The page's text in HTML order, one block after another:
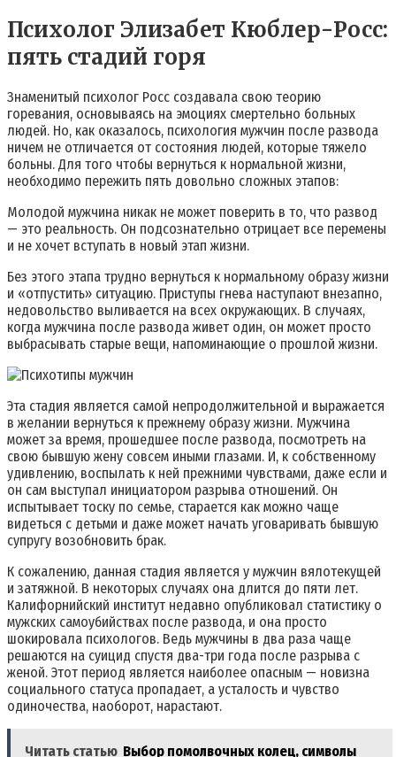
Психолог Элизабет Кюблер-Росс:
пять стадий горя
Знаменитый психолог Росс создавала свою теорию
горевания, основываясь на эмоциях смертельно больных
людей. Но, как оказалось, психология мужчин после развода
ничем не отличается от состояния людей, которые тяжело
больны. Для того чтобы вернуться к нормальной жизни,
необходимо пережить пять довольно сложных этапов:
Молодой мужчина никак не может поверить в то, что развод
— это реальность. Он подсознательно отрицает все перемены
и не хочет вступать в новый этап жизни.
Без этого этапа трудно вернуться к нормальному образу жизни
и «отпустить» ситуацию. Приступы гнева наступают внезапно,
недовольство выливается на всех окружающих. В случаях,
когда мужчина после развода живет один, он может просто
выбрасывать старые вещи, напоминающие о прошлой жизни.
Эта стадия является самой непродолжительной и выражается
в желании вернуться к прежнему образу жизни. Мужчина
может за время, прошедшее после развода, посмотреть на
свою бывшую жену совсем иными глазами. И, к собственному
удивлению, воспылать к ней прежними чувствами, даже если и
он сам выступал инициатором разрыва отношений. Он
испытывает тоску по семье, старается как можно чаще
видеться с детьми и даже может начать уговаривать бывшую
супругу возобновить брак.
К сожалению, данная стадия является у мужчин вялотекущей
и затяжной. В некоторых случаях она длится до пяти лет.
Калифорнийский институт недавно опубликовал статистику о
мужских самоубийствах после развода, и она просто
шокировала психологов. Ведь мужчины в два раза чаще
решаются на суицид спустя два-три года после разрыва с
женой. Этот период является наиболее опасным — новизна
социального статуса пропадает, а усталость и чувство
одиночества, наоборот, нарастают.
Читать статью Выбор помолвочных колец, символы